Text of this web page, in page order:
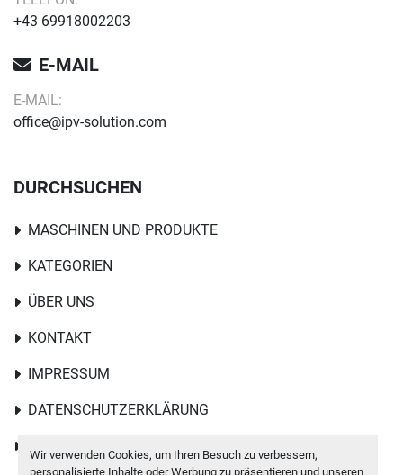
Wir verwenden Cookies, um Ihren Besuch zu verbessern,
personalisierte Inhalte oder Werbung zu präsentieren und unseren
Anmelden